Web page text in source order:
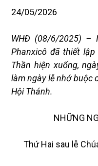
24/05/2026
WHĐ (08/6/2025) –
Phanxicô đã thiết
Thần hiện xuống,
làm ngày lễ nhớ buộc
Hội Thánh.
NHỮNG
Thứ Hai sau lễ